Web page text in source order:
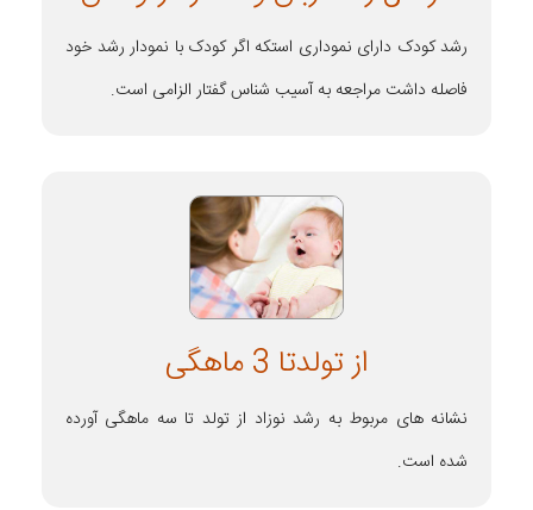
رشد کودک دارای نموداری استکه اگر کودک با نمودار رشد خود
فاصله داشت مراجعه به آسیب شناس گفتار الزامی است.
از تولدتا 3 ماهگی
نشانه های مربوط به رشد نوزاد از تولد تا سه ماهگی آورده
شده است.